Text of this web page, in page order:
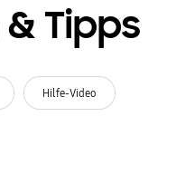
Tipps
Hilfe-Video